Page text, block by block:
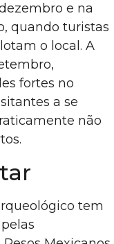
e na
quando turistas
o local. A
fortes no
a se
não
tem